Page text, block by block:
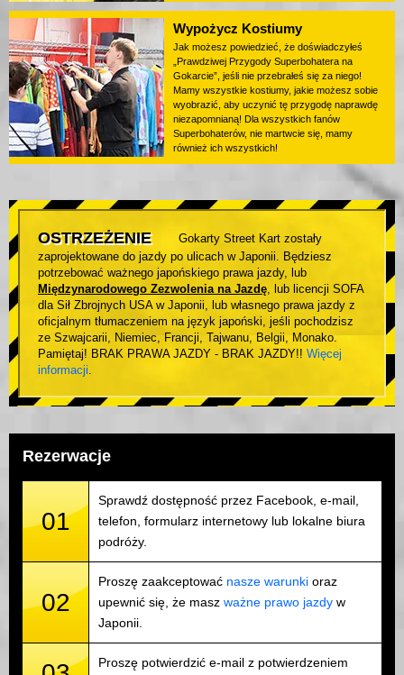
Wypożycz Kostiumy
Jak możesz powiedzieć, że doświadczyłeś
„Prawdziwej Przygody Superbohatera na
Gokarcie”, jeśli nie przebrałeś się za niego!
Mamy wszystkie kostiumy, jakie możesz sobie
wyobrazić, aby uczynić tę przygodę naprawdę
niezapomnianą! Dla wszystkich fanów
Superbohaterów, nie martwcie się, mamy
również ich wszystkich!
OSTRZEŻENIE
Gokarty Street Kart zostały
zaprojektowane do jazdy po ulicach w Japonii. Będziesz
potrzebować ważnego japońskiego prawa jazdy, lub
Międzynarodowego Zezwolenia na Jazdę, lub licencji SOFA
dla Sił Zbrojnych USA w Japonii, lub własnego prawa jazdy z
oficjalnym tłumaczeniem na język japoński, jeśli pochodzisz
ze Szwajcarii, Niemiec, Francji, Tajwanu, Belgii, Monako.
Pamiętaj! BRAK PRAWA JAZDY - BRAK JAZDY!! Więcej
informacji.
Rezerwacje
01
Sprawdź dostępność przez Facebook, e-mail,
telefon, formularz internetowy lub lokalne biura
podróży.
02
Proszę zaakceptować nasze warunki oraz
upewnić się, że masz ważne prawo jazdy w
Japonii.
Proszę potwierdzić e-mail z potwierdzeniem